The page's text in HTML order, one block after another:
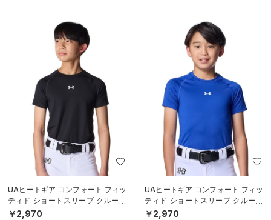
UAヒートギア コンフォート フィッ
ティド ショートスリーブ クルーネ
ック シャツ（ベースボール/BOY
￥2,970
UAヒートギア コンフォート フィッ
ティド ショートスリーブ クルーネ
ック シャツ（ベースボール/BOY
￥2,970